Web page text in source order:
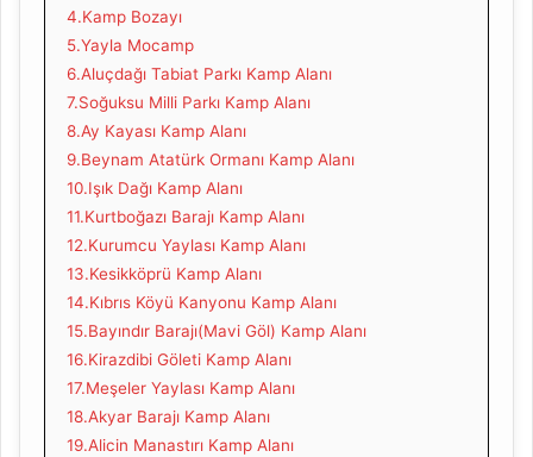
4.Kamp Bozayı
5.Yayla Mocamp
6.Aluçdağı Tabiat Parkı Kamp Alanı
7.Soğuksu Milli Parkı Kamp Alanı
8.Ay Kayası Kamp Alanı
9.Beynam Atatürk Ormanı Kamp Alanı
10.Işık Dağı Kamp Alanı
11.Kurtboğazı Barajı Kamp Alanı
12.Kurumcu Yaylası Kamp Alanı
13.Kesikköprü Kamp Alanı
14.Kıbrıs Köyü Kanyonu Kamp Alanı
15.Bayındır Barajı(Mavi Göl) Kamp Alanı
16.Kirazdibi Göleti Kamp Alanı
17.Meşeler Yaylası Kamp Alanı
18.Akyar Barajı Kamp Alanı
19.Alicin Manastırı Kamp Alanı